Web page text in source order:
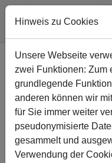
Hinweis zu Cookies
Unsere Webseite
zwei Funktionen: Zum
grundlegende
anderen können wir
für Sie immer weiter
pseudonymisierte
gesammelt und
Verwendung der